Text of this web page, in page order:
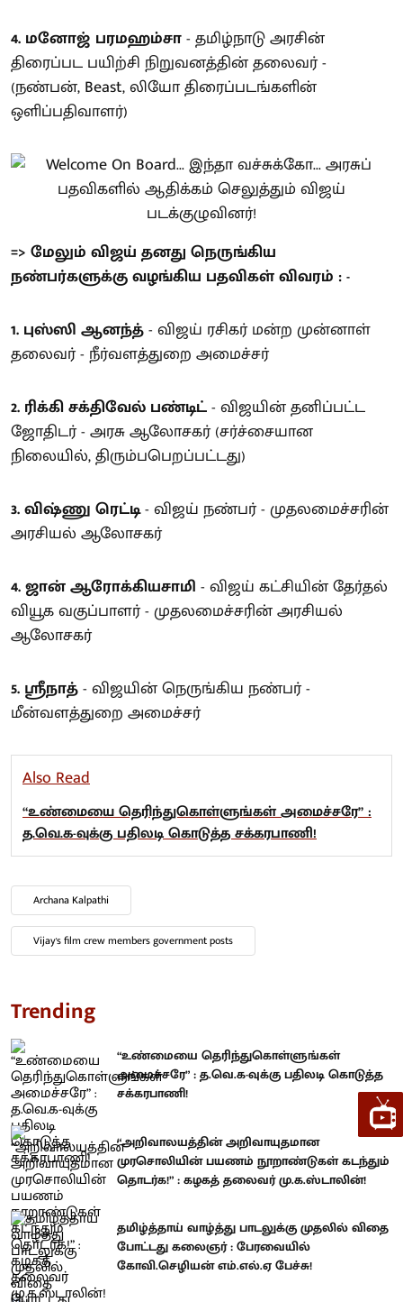
4. மனோஜ் பரமஹம்சா- தமிழ்நாடு அரசின்
திரைப்பட பயிற்சி நிறுவனத்தின் தலைவர் -
(நண்பன், Beast, லியோ திரைப்படங்களின்
ஒளிப்பதிவாளர்)
=> மேலும் விஜய் தனது நெருங்கிய
நண்பர்களுக்கு வழங்கிய பதவிகள் விவரம் : -
1. புஸ்ஸி ஆனந்த்- விஜய் ரசிகர் மன்ற முன்னாள்
தலைவர் - நீர்வளத்துறை அமைச்சர்
2. ரிக்கி சக்திவேல் பண்டிட்- விஜயின் தனிப்பட்ட
ஜோதிடர் - அரசு ஆலோசகர் (சர்ச்சையான
நிலையில், திரும்பபெறப்பட்டது)
3. விஷ்ணு ரெட்டி- விஜய் நண்பர் - முதலமைச்சரின்
அரசியல் ஆலோசகர்
4. ஜான் ஆரோக்கியசாமி - விஜய் கட்சியின் தேர்தல்
வியூக வகுப்பாளர் - முதலமைச்சரின் அரசியல்
ஆலோசகர்
5. ஸ்ரீநாத்- விஜயின் நெருங்கிய நண்பர் -
மீன்வளத்துறை அமைச்சர்
Also Read
“உண்மையை தெரிந்துகொள்ளுங்கள் அமைச்சரே” :
த.வெ.க-வுக்கு பதிலடி கொடுத்த சக்கரபாணி!
Archana Kalpathi
Vijay's film crew members government posts
Trending
“உண்மையை தெரிந்துகொள்ளுங்கள்
அமைச்சரே” : த.வெ.க-வுக்கு பதிலடி கொடுத்த
சக்கரபாணி!
“அறிவாலயத்தின் அறிவாயுதமான
முரசொலியின் பயணம் நூறாண்டுகள் கடந்தும்
தொடர்க!” : கழகத் தலைவர் மு.க.ஸ்டாலின்!
தமிழ்த்தாய் வாழ்த்து பாடலுக்கு முதலில் விதை
போட்டது கலைஞர் : பேரவையில்
கோவி.செழியன் எம்.எல்.ஏ பேச்சு!